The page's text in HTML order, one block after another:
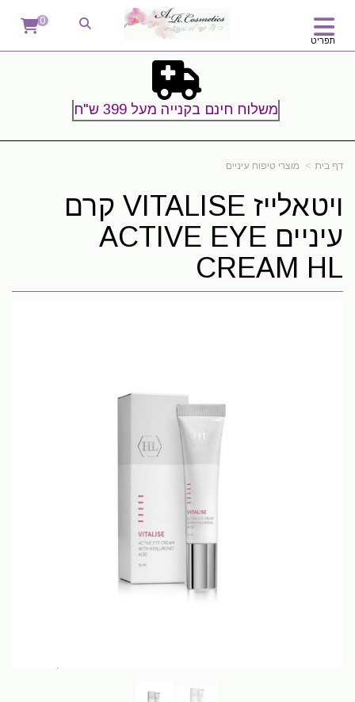
תפריט
0
משלוח חינם בקנייה מעל 399 ש"ח
דף בית מוצרי טיפוח עיניים
ויטאלייז VITALISE קרם
עיניים ACTIVE EYE
CREAM HL